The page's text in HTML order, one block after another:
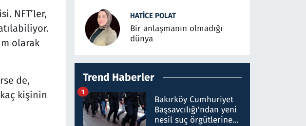
NFT’ler,
olarak
de,
kişinin
HATICE POLAT
Bir anlaşmanın olmadığı
dünya
Trend Haberler
Bakırköy Cumhuriyet
Başsavcılığı'ndan yeni
nesil suç örgütlerine
1